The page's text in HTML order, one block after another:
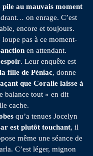
pile au mauvais moment
on enrage. C’est
encore et toujours.
loupe pas à ce moment-
en attendant.
. Leur enquête est
fille de Péniac, donne
que Coralie laisse à
balance tout » en dit
cache.
qu’a tenues Jocelyn
est plutôt touchant, il
même une séance de
C’est léger, mignon